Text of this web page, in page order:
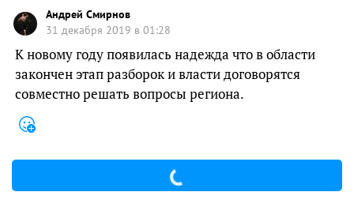
Андрей Смирнов
31 декабря 2019 в 01:28
К новому году появилась надежда что в области
закончен этап разборок и власти договорятся
совместно решать вопросы региона.